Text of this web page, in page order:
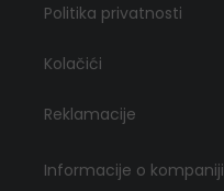
Politika privatnosti
Kolačići
Reklamacije
Informacije o kompaniji